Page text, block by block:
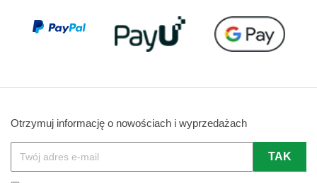
Otrzymuj informację o nowościach i wyprzedażach